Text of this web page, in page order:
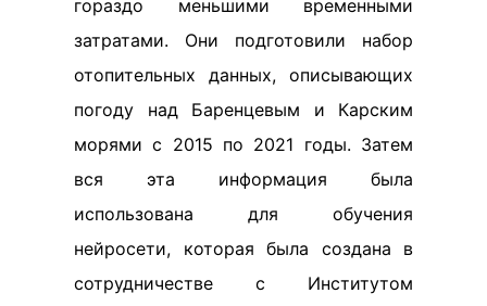
гораздо меньшими временными
затратами. Они подготовили набор
отопительных данных, описывающих
погоду над Баренцевым и Карским
морями с 2015 по 2021 годы. Затем
вся эта информация была
использована для обучения
нейросети, которая была создана в
сотрудничестве с Институтом